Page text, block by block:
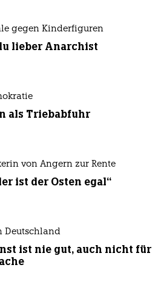
gegen Kinderfiguren
lieber Anarchist
als Triebabfuhr
von Angern zur Rente
ist der Osten egal“
Deutschland
ist nie gut, auch nicht für